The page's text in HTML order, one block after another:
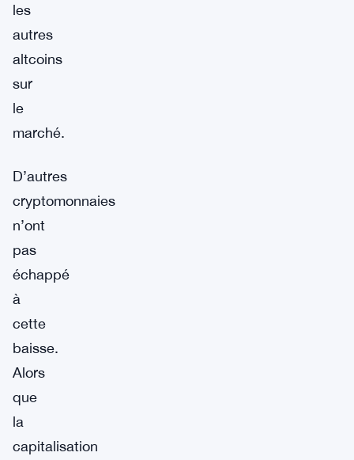
les
autres
altcoins
sur
le
marché.
D’autres
cryptomonnaies
n’ont
pas
échappé
à
cette
baisse.
Alors
que
la
capitalisation